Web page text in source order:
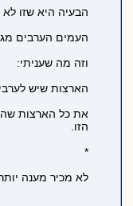
הבעיה היא שזו
העמים הערבים
וזה מה שעניתי:
הארצות שיש
את כל הארצות
הזו.
*
לא מכיר מענה